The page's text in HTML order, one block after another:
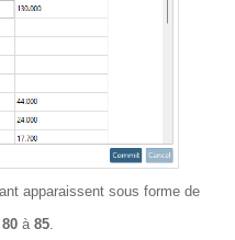
apparaissent sous forme de
80 à 85